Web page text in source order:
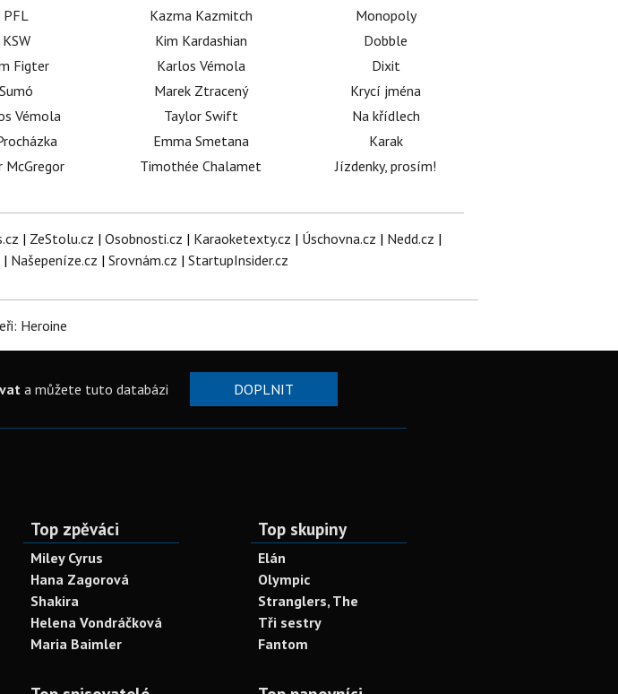
PFL
KSW
Figter
Sumó
Vémola
McGregor
Kazma Kazmitch
Kim Kardashian
Karlos Vémola
Marek Ztracený
Taylor Swift
Emma Smetana
Timothée Chalamet
Monopoly
Dobble
Dixit
Krycí jména
Na křídlech
Karak
Jízdenky, prosím!
| ZeStolu.cz | Osobnosti.cz | Karaoketexty.cz | Úschovna.cz | Nedd.cz |
| Našepeníze.cz | Srovnám.cz | StartupInsider.cz
Heroine
a můžete tuto databázi DOPLNIT
Top zpěváci
Miley Cyrus
Hana Zagorová
Shakira
Helena Vondráčková
Maria Baimler
Top skupiny
Elán
Olympic
Stranglers, The
Tři sestry
Fantom